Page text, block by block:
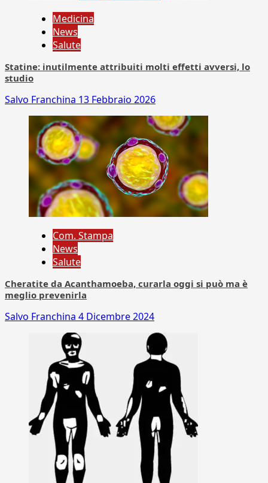
Medicina
News
Salute
Statine: inutilmente attribuiti molti effetti avversi, lo
studio
Salvo Franchina 13 Febbraio 2026
Com. Stampa
News
Salute
Cheratite da Acanthamoeba, curarla oggi si può ma è
meglio prevenirla
Salvo Franchina 4 Dicembre 2024